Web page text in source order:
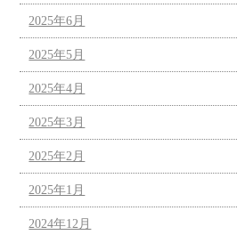
2025年6月
2025年5月
2025年4月
2025年3月
2025年2月
2025年1月
2024年12月